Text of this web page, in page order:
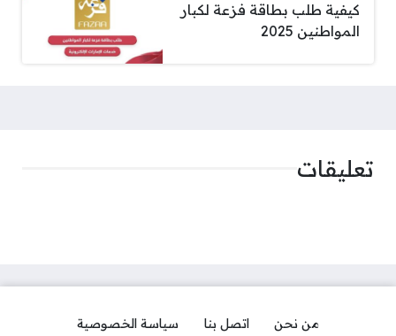
كيفية طلب بطاقة فزعة لكبار
المواطنين 2025
تعليقات
من نحن اتصل بنا سياسة الخصوصية